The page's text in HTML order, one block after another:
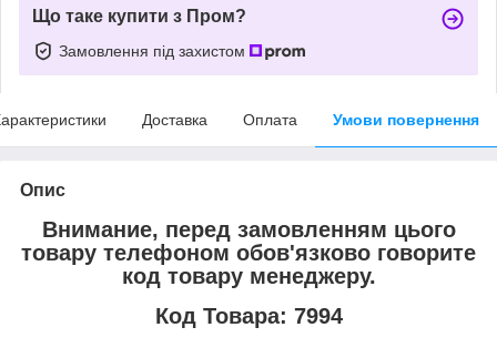
Що таке купити з Пром?
Замовлення під захистом
Доставка Оплата Умови повернення
Опис
Внимание, перед замовленням цього
товару телефоном обов'язково говорите
код товару менеджеру.
Код Товара: 7994